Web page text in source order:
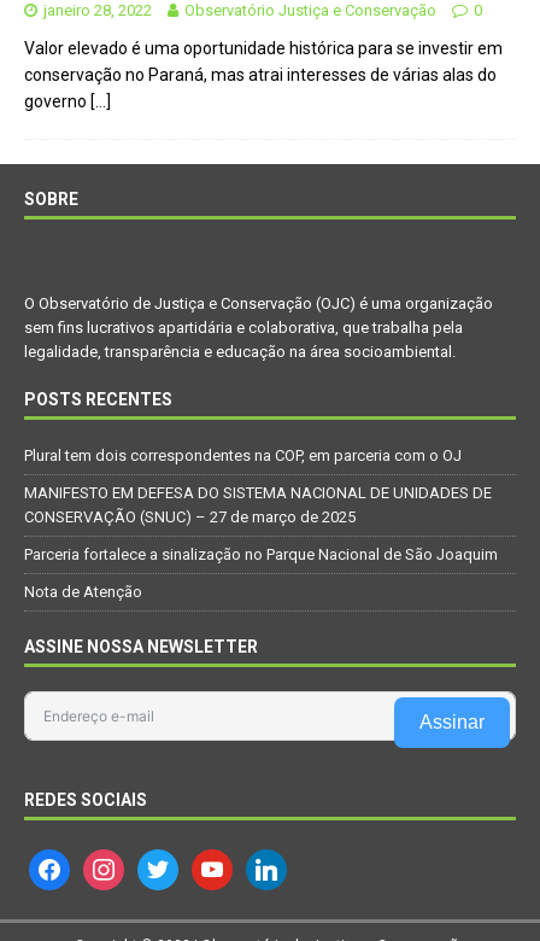
janeiro 28, 2022 Observatório Justiça e Conservação 0
Valor elevado é uma oportunidade histórica para se investir em
conservação no Paraná, mas atrai interesses de várias alas do
governo […]
SOBRE
O Observatório de Justiça e Conservação (OJC) é uma organização
sem fins lucrativos apartidária e colaborativa, que trabalha pela
legalidade, transparência e educação na área socioambiental.
POSTS RECENTES
Plural tem dois correspondentes na COP, em parceria com o OJ
MANIFESTO EM DEFESA DO SISTEMA NACIONAL DE UNIDADES DE
CONSERVAÇÃO (SNUC) – 27 de março de 2025
Parceria fortalece a sinalização no Parque Nacional de São Joaquim
Nota de Atenção
ASSINE NOSSA NEWSLETTER
Assinar
REDES SOCIAIS